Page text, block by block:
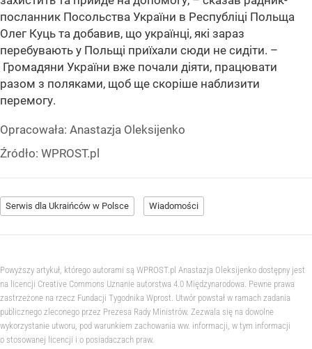
посланник Посольства України в Республіці Польща
Олег Куць та добавив, що українці, які зараз
перебувають у Польщі приїхали сюди не сидіти. –
Громадяни України вже почали діяти, працювати
разом з поляками, щоб ще скоріше наблизити
перемогу.
Opracowała: Anastazja Oleksijenko
Źródło: WPROST.pl
Serwis dla Ukraińców w Polsce Wiadomości
Powyższy artykuł, którego autorami są WPROST.pl Anastazja Oleksijenko dostępny jest
na licencji Creative Commons Uznanie autorstwa 4.0 Międzynarodowa. Pewne prawa
zastrzeżone na rzecz Fundacji Tygodnika Wprost. Utwór powstał w ramach zadania
publicznego zleconego przez Prezesa Rady Ministrów. Zezwala się na dowolne
wykorzystanie utworu, pod warunkiem zachowania ww. informacji, w tym informacji
o stosowanej licencji i o posiadaczach praw.